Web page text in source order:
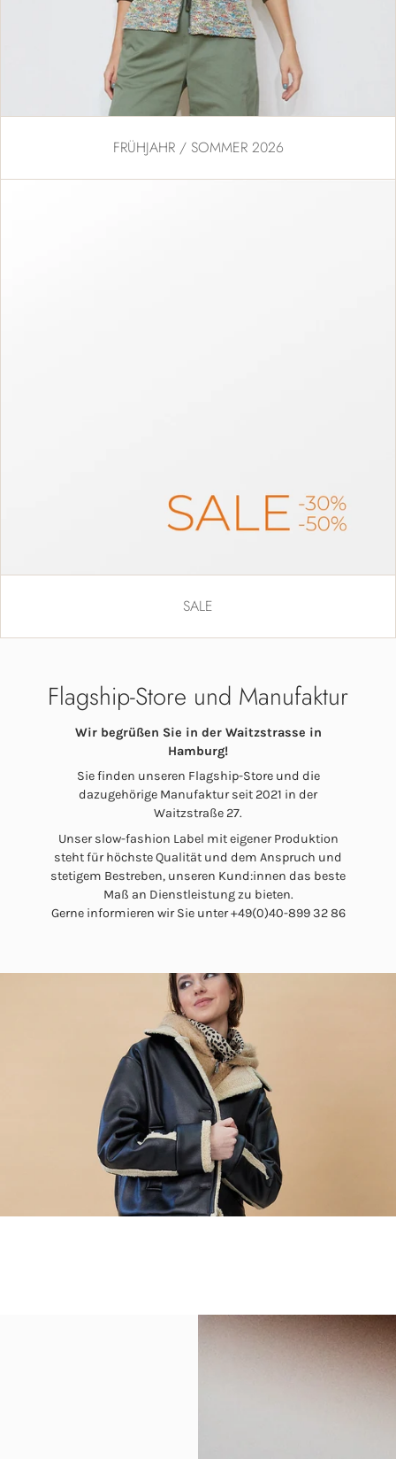
FRÜHJAHR / SOMMER 2026
SALE
Flagship-Store und Manufaktur
Wir begrüßen Sie in der Waitzstrasse in
Hamburg!
Sie finden unseren Flagship-Store und die
dazugehörige Manufaktur seit 2021 in der
Waitzstraße 27.
Unser slow-fashion Label mit eigener Produktion
steht für höchste Qualität und dem Anspruch und
stetigem Bestreben, unseren Kund:innen das beste
Maß an Dienstleistung zu bieten.
Gerne informieren wir Sie unter +49(0)40-899 32 86